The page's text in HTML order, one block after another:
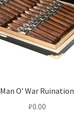
Man O’ War Ruination
₽0.00